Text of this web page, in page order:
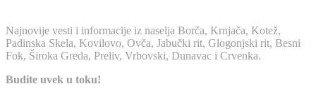
Najnovije vesti i informacije iz naselja Borča, Krnjača, Kotež,
Padinska Skela, Kovilovo, Ovča, Jabučki rit, Glogonjski rit, Besni
Fok, Široka Greda, Preliv, Vrbovski, Dunavac i Crvenka.
Budite uvek u toku!